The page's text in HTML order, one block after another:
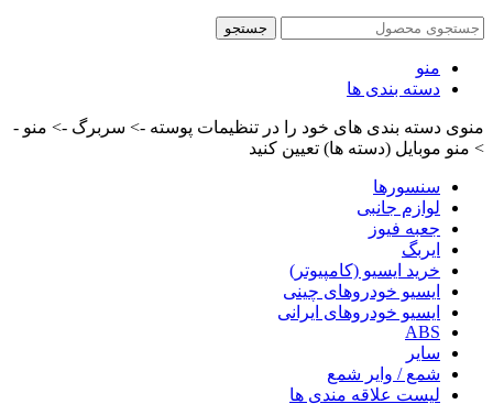
جستجو
منو
دسته بندی ها
منوی دسته بندی های خود را در تنظیمات پوسته -> سربرگ -> منو -
> منو موبایل (دسته ها) تعیین کنید
سنسورها
لوازم جانبی
جعبه فیوز
ایربگ
خرید ایسیو (کامپیوتر)
ایسیو خودروهای چینی
ایسیو خودروهای ایرانی
ABS
سایر
شمع / وایر شمع
لیست علاقه مندی ها